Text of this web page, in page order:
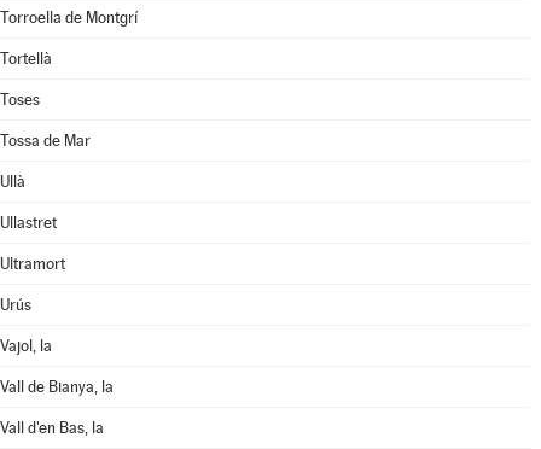
Torroella de Montgrí
Tortellà
Toses
Tossa de Mar
Ullà
Ullastret
Ultramort
Urús
Vajol, la
Vall de Bianya, la
Vall d'en Bas, la